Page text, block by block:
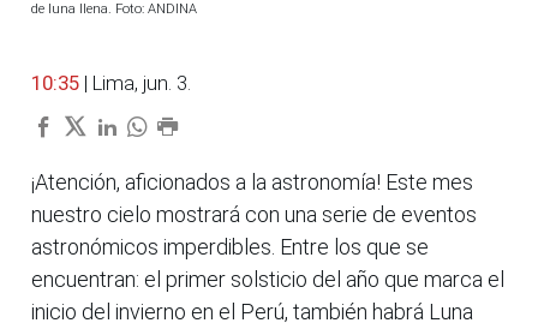
de luna llena. Foto: ANDINA
10:35 | Lima, jun. 3.
¡Atención, aficionados a la astronomía! Este mes
nuestro cielo mostrará con una serie de eventos
astronómicos imperdibles. Entre los que se
encuentran: el primer solsticio del año que marca el
inicio del invierno en el Perú, también habrá Luna